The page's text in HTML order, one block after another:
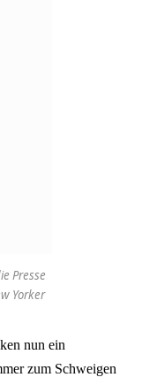
Presse
Yorker
nun ein
zum Schweigen